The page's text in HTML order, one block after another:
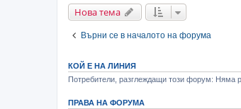
Нова тема
Върни се в началото на форума
КОЙ Е НА ЛИНИЯ
Потребители, разглеждащи този форум: Няма
ПРАВА НА ФОРУМА